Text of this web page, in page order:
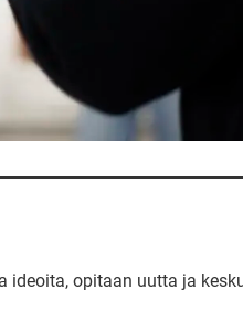
opitaan uutta ja